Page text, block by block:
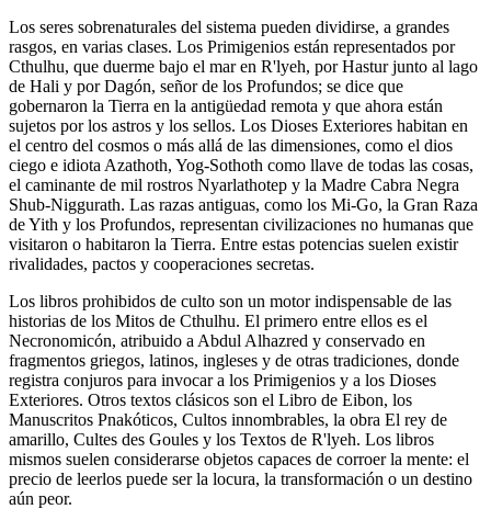
Los seres sobrenaturales del sistema pueden dividirse, a grandes
rasgos, en varias clases. Los Primigenios están representados por
Cthulhu, que duerme bajo el mar en R'lyeh, por Hastur junto al lago
de Hali y por Dagón, señor de los Profundos; se dice que
gobernaron la Tierra en la antigüedad remota y que ahora están
sujetos por los astros y los sellos. Los Dioses Exteriores habitan en
el centro del cosmos o más allá de las dimensiones, como el dios
ciego e idiota Azathoth, Yog-Sothoth como llave de todas las cosas,
el caminante de mil rostros Nyarlathotep y la Madre Cabra Negra
Shub-Niggurath. Las razas antiguas, como los Mi-Go, la Gran Raza
de Yith y los Profundos, representan civilizaciones no humanas que
visitaron o habitaron la Tierra. Entre estas potencias suelen existir
rivalidades, pactos y cooperaciones secretas.
Los libros prohibidos de culto son un motor indispensable de las
historias de los Mitos de Cthulhu. El primero entre ellos es el
Necronomicón, atribuido a Abdul Alhazred y conservado en
fragmentos griegos, latinos, ingleses y de otras tradiciones, donde
registra conjuros para invocar a los Primigenios y a los Dioses
Exteriores. Otros textos clásicos son el Libro de Eibon, los
Manuscritos Pnakóticos, Cultos innombrables, la obra El rey de
amarillo, Cultes des Goules y los Textos de R'lyeh. Los libros
mismos suelen considerarse objetos capaces de corroer la mente: el
precio de leerlos puede ser la locura, la transformación o un destino
aún peor.